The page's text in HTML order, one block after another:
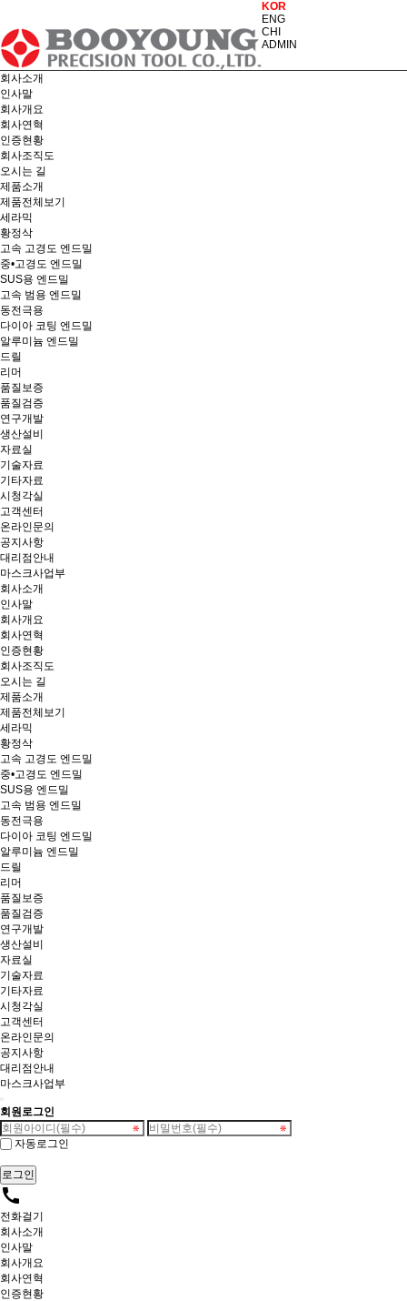
KOR
ENG
CHI
ADMIN
회사소개
인사말
회사개요
회사연혁
인증현황
회사조직도
오시는 길
제품소개
제품전체보기
세라믹
황정삭
고속 고경도 엔드밀
중•고경도 엔드밀
SUS용 엔드밀
고속 범용 엔드밀
동전극용
다이아 코팅 엔드밀
알루미늄 엔드밀
드릴
리머
품질보증
품질검증
연구개발
생산설비
자료실
기술자료
기타자료
시청각실
고객센터
온라인문의
공지사항
대리점안내
마스크사업부
회사소개
인사말
회사개요
회사연혁
인증현황
회사조직도
오시는 길
제품소개
제품전체보기
세라믹
황정삭
고속 고경도 엔드밀
중•고경도 엔드밀
SUS용 엔드밀
고속 범용 엔드밀
동전극용
다이아 코팅 엔드밀
알루미늄 엔드밀
드릴
리머
품질보증
품질검증
연구개발
생산설비
자료실
기술자료
기타자료
시청각실
고객센터
온라인문의
공지사항
대리점안내
마스크사업부
회원로그인
자동로그인
call
전화걸기
회사소개
인사말
회사개요
회사연혁
인증현황